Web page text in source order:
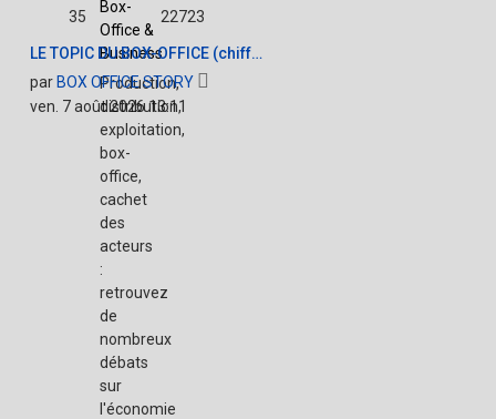
Box-
Office &
Business
Production,
distribution,
exploitation,
box-
office,
cachet
des
acteurs
:
retrouvez
de
nombreux
débats
sur
l'économie
35 22723
LE TOPIC DU BOX-OFFICE (chiff…
par BOX OFFICE STORY
ven. 7 août 2026 13:11